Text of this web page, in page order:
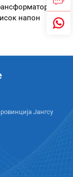
со
напон
Јангсу